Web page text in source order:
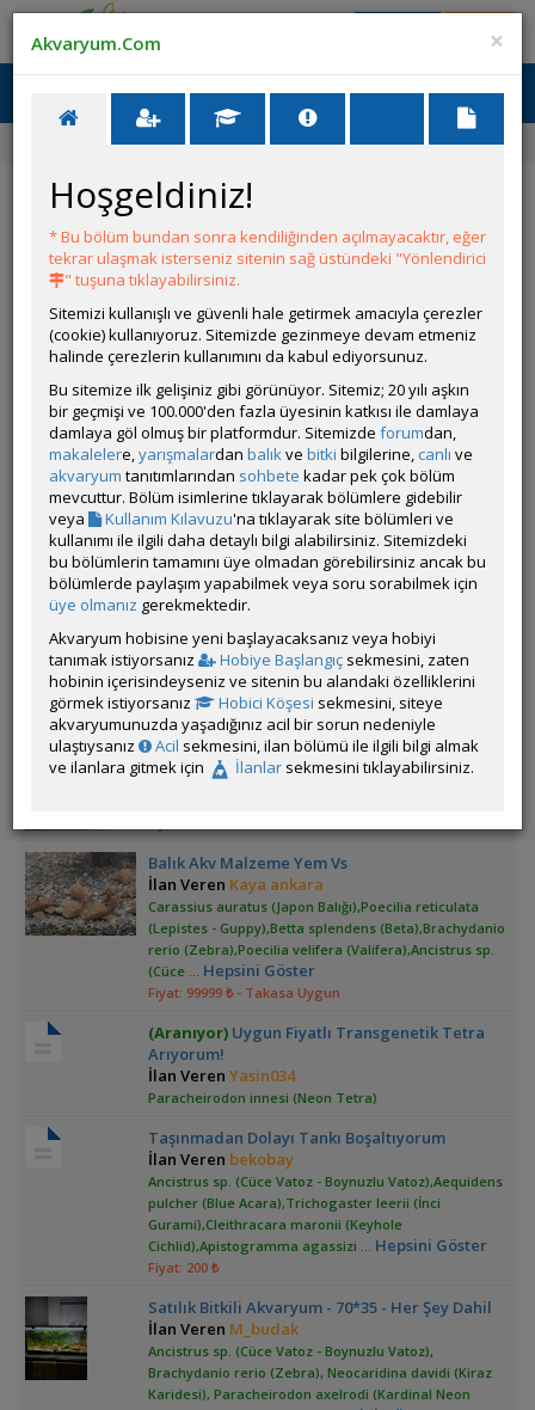
Ana Menü
Ana Sayfa
Amerikan Tetraları İlanları
Amerikan Tetraları İlanları
YENİ İLAN TÜR SEÇ
İlan Nasıl Verilir? - İlan Sisteminin Özellikleri
YazanAkvaryum.Com
Bitkili Akvaryum Balıkları
İlan Verenemreemin
Ancistrus sp. (Cüce Vatoz - Boynuzlu Vatoz), Caridina
serrata (Arı Karidesi), Cryptoheros sajica (Sajica), L144
(Ancistrus sp. 4), Mikrogeophagus ramirezi (Ramirezi),
Pa...Hepsini Göster
Fiyat: 50₺ ₺
Blackline Tetra Jumbo Boy
İlan Veren rasporasrc
Hyphessobrycon scholzei (Siyah Çizgili Tetra)
Fiyat: 1750 ₺
Tetra Exodon Paradoxus (bucktoothed) [f0]
İlan Veren Piranhabull06
Balık Akv Malzeme Yem Vs
İlan Veren Kaya ankara
Carassius auratus (Japon Balığı),Poecilia reticulata
(Lepistes - Guppy),Betta splendens (Beta),Brachydanio
rerio (Zebra),Poecilia velifera (Valifera),Ancistrus sp.
(Cüce ... Hepsini Göster
Fiyat: 99999 ₺- Takasa Uygun
(Aranıyor)Uygun Fiyatlı Transgenetik Tetra
Arıyorum!
İlan Veren Yasin034
Paracheirodon innesi (Neon Tetra)
Taşınmadan Dolayı Tankı Boşaltıyorum
İlan Veren bekobay
Ancistrus sp. (Cüce Vatoz - Boynuzlu Vatoz),Aequidens
pulcher (Blue Acara),Trichogaster leerii (İnci
Gurami),Cleithracara maronii (Keyhole
Cichlid),Apistogramma agassizi ... Hepsini Göster
Fiyat: 200 ₺
Satılık Bitkili Akvaryum - 70*35 - Her Şey Dahil
İlan Veren M_budak
Ancistrus sp. (Cüce Vatoz - Boynuzlu Vatoz),
Brachydanio rerio (Zebra), Neocaridina davidi (Kiraz
Karidesi), Paracheirodon axelrodi (Kardinal Neon
×
Akvaryum.Com
Hoşgeldiniz!
* Bu bölüm bundan sonra kendiliğinden açılmayacaktır, eğer
tekrar ulaşmak isterseniz sitenin sağ üstündeki "Yönlendirici
" tuşuna tıklayabilirsiniz.
Sitemizi kullanışlı ve güvenli hale getirmek amacıyla çerezler
(cookie) kullanıyoruz. Sitemizde gezinmeye devam etmeniz
halinde çerezlerin kullanımını da kabul ediyorsunuz.
Bu sitemize ilk gelişiniz gibi görünüyor. Sitemiz; 20 yılı aşkın
bir geçmişi ve 100.000'den fazla üyesinin katkısı ile damlaya
damlaya göl olmuş bir platformdur. Sitemizde forumdan,
makalelere,yarışmalardan balıkve bitki bilgilerine, canlı ve
akvaryum tanıtımlarından sohbete kadar pek çok bölüm
mevcuttur. Bölüm isimlerine tıklayarak bölümlere gidebilir
veya
Kullanım Kılavuzu'na tıklayarak site bölümleri ve
kullanımı ile ilgili daha detaylı bilgi alabilirsiniz. Sitemizdeki
bu bölümlerin tamamını üye olmadan görebilirsiniz ancak bu
bölümlerde paylaşım yapabilmek veya soru sorabilmek için
üye olmanız gerekmektedir.
Akvaryum hobisine yeni başlayacaksanız veya hobiyi
tanımak istiyorsanız
Hobiye Başlangıç sekmesini, zaten
hobinin içerisindeyseniz ve sitenin bu alandaki özelliklerini
görmek istiyorsanız
Hobici Köşesi sekmesini, siteye
akvaryumunuzda yaşadığınız acil bir sorun nedeniyle
ulaştıysanız
Acil sekmesini, ilan bölümü ile ilgili bilgi almak
ve ilanlara gitmek için
İlanlar sekmesini tıklayabilirsiniz.